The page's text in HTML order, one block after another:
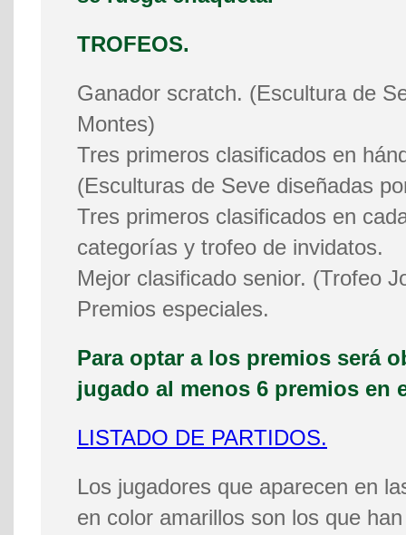
TROFEOS.
Ganador scratch. (Escultura de
Montes)
Tres primeros clasificados en
(Esculturas de Seve diseñadas
Tres primeros clasificados en
categorías y trofeo de invidatos.
Mejor clasificado senior. (Trofeo
Premios especiales.
Para optar a los premios será
jugado al menos 6 premios en
LISTADO DE PARTIDOS.
Los jugadores que aparecen en
en color amarillos son los que